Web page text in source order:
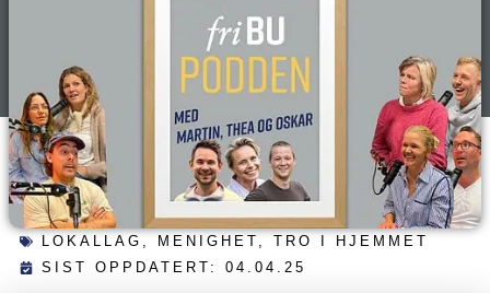
LOKALLAG MENIGHET
TRO I HJEMMET
SIST OPPDATERT: 04.04.25